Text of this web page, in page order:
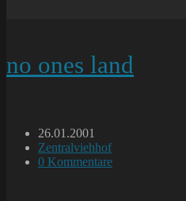
no ones land
Beitrag
veröffentlicht:
26.01.2001
Beitrags-
Kategorie:
Zentralviehhof
Beitrags-
0 Kommentare